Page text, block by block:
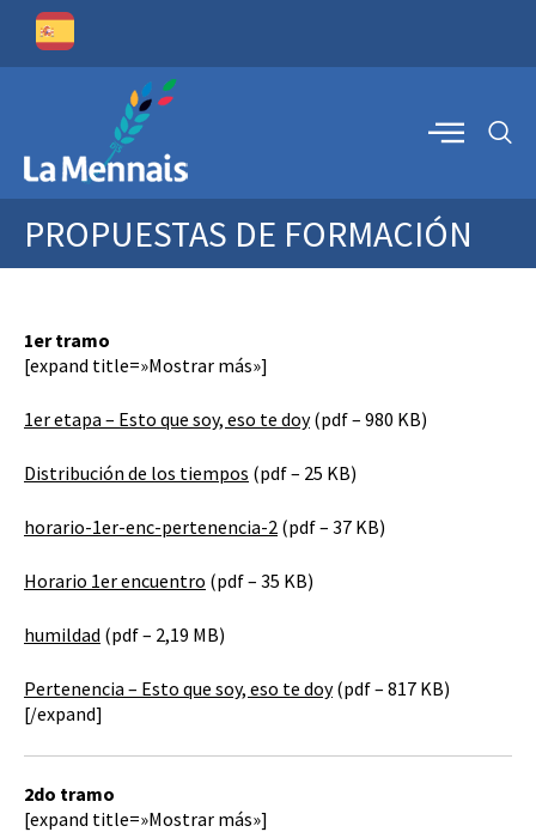
PROPUESTAS DE FORMACIÓN
1er tramo
[expand title=»Mostrar más»]
1er etapa – Esto que soy, eso te doy(pdf – 980 KB)
Distribución de los tiempos (pdf – 25 KB)
horario-1er-enc-pertenencia-2 (pdf – 37 KB)
Horario 1er encuentro (pdf – 35 KB)
humildad (pdf – 2,19 MB)
Pertenencia – Esto que soy, eso te doy(pdf – 817 KB)
[/expand]
2do tramo
[expand title=»Mostrar más»]